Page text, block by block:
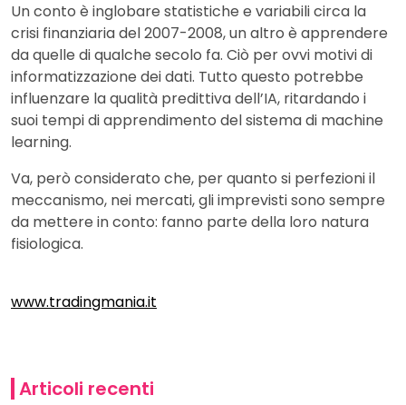
Un conto è inglobare statistiche e variabili circa la
crisi finanziaria del 2007-2008, un altro è apprendere
da quelle di qualche secolo fa. Ciò per ovvi motivi di
informatizzazione dei dati. Tutto questo potrebbe
influenzare la qualità predittiva dell’IA, ritardando i
suoi tempi di apprendimento del sistema di machine
learning.
Va, però considerato che, per quanto si perfezioni il
meccanismo, nei mercati, gli imprevisti sono sempre
da mettere in conto: fanno parte della loro natura
fisiologica.
www.tradingmania.it
Articoli recenti